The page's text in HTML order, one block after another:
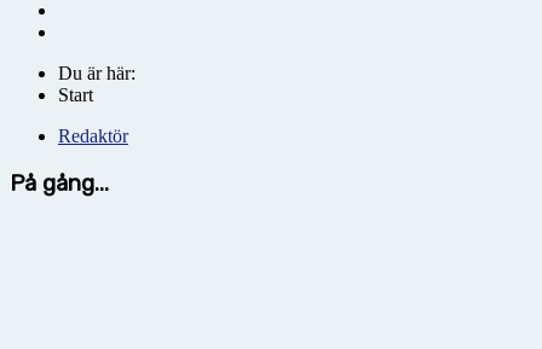
Du är här:
Start
Redaktör
På gång...